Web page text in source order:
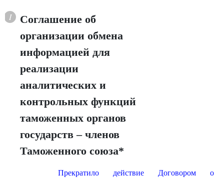
Соглашение об
организации обмена
информацией для
реализации
аналитических и
контрольных функций
таможенных органов
государств – членов
Таможенного союза*
Прекратило действие Договором о